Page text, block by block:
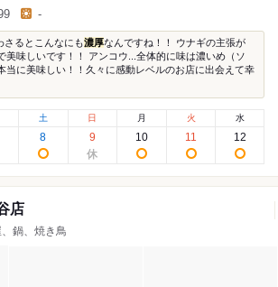
-
さるとこんなにも濃厚なんですね！！ ウナギの主張が
美味しいです！！ アンコウ...全体的に味は濃いめ（ソ
当に美味しい！！久々に感動レベルのお店に出会えて幸
土
8
日
9
月
10
火
11
水
12
店
鍋、焼き鳥